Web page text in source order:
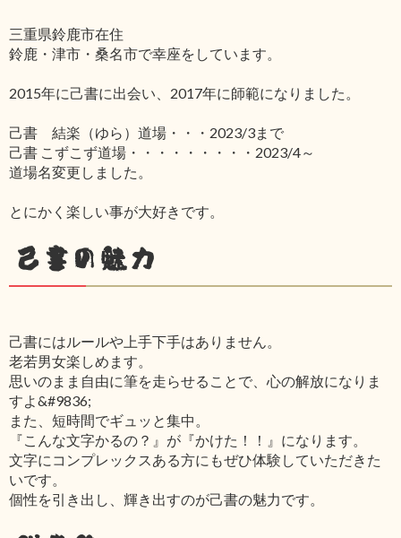
三重県鈴鹿市在住
鈴鹿・津市・桑名市で幸座をしています。
2015年に己書に出会い、2017年に師範になりました。
己書 結楽（ゆら）道場・・・2023/3まで
己書 こずこず道場・・・・・・・・・2023/4～
道場名変更しました。
とにかく楽しい事が大好きです。
己書の魅力
己書にはルールや上手下手はありません。
老若男女楽しめます。
思いのまま自由に筆を走らせることで、心の解放になりま
すよ&#9836;
また、短時間でギュッと集中。
『こんな文字かるの？』が『かけた！！』になります。
文字にコンプレックスある方にもぜひ体験していただきた
いです。
個性を引き出し、輝き出すのが己書の魅力です。